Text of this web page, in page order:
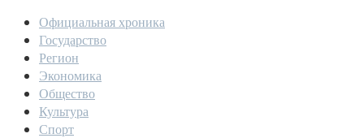
Официальная хроника
Государство
Регион
Экономика
Общество
Культура
Спорт